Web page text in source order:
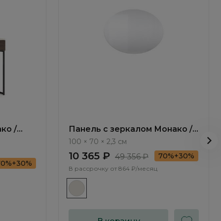
/
Панель с зеркалом Монако /
Monako MN050.0
100 × 70 × 2,3 см
10 365 ₽ 49 356 ₽ 70%+30%
В рассрочку от 864 ₽/месяц